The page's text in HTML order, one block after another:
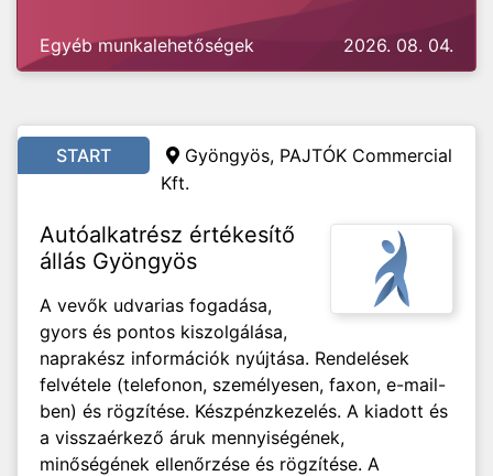
Egyéb munkalehetőségek 2026. 08. 04.
START
Gyöngyös, PAJTÓK Commercial
Kft.
Autóalkatrész értékesítő
állás Gyöngyös
A vevők udvarias fogadása,
gyors és pontos kiszolgálása,
naprakész információk nyújtása. Rendelések
felvétele (telefonon, személyesen, faxon, e-mail-
ben) és rögzítése. Készpénzkezelés. A kiadott és
a visszaérkező áruk mennyiségének,
minőségének ellenőrzése és rögzítése. A